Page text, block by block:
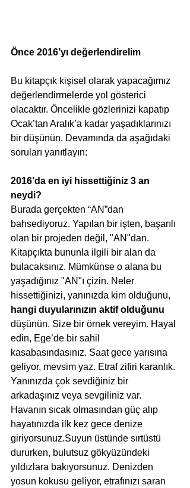
Önce 2016’yı değerlendirelim
Bu kitapçık kişisel olarak yapacağımız
değerlendirmelerde yol gösterici
olacaktır. Öncelikle gözlerinizi kapatıp
Ocak’tan Aralık’a kadar yaşadıklarınızı
bir düşünün. Devamında da aşağıdaki
soruları yanıtlayın:
2016’da en iyi hissettiğiniz 3 an
neydi?
Burada gerçekten “AN”dan
bahsediyoruz. Yapılan bir işten, başarılı
olan bir projeden değil, "AN"dan.
Kitapçıkta bununla ilgili bir alan da
bulacaksınız. Mümkünse o alana bu
yaşadığınız "AN"ı çizin. Neler
hissettiğinizi, yanınızda kim olduğunu,
hangi duyularınızın aktif olduğunu
düşünün. Size bir örnek vereyim. Hayal
edin, Ege’de bir sahil
kasabasındasınız. Saat gece yarısına
geliyor, mevsim yaz. Etraf zifiri karanlık.
Yanınızda çok sevdiğiniz bir
arkadaşınız veya sevgiliniz var.
Havanın sıcak olmasından güç alıp
hayatınızda ilk kez gece denize
giriyorsunuz.Suyun üstünde sırtüstü
dururken, bulutsuz gökyüzündeki
yıldızlara bakıyorsunuz. Denizden
yosun kokusu geliyor, etrafınızı saran